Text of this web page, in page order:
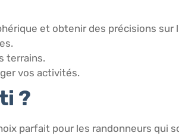
et obtenir des précisions sur
terrains.
vos activités.
?
parfait pour les randonneurs qui